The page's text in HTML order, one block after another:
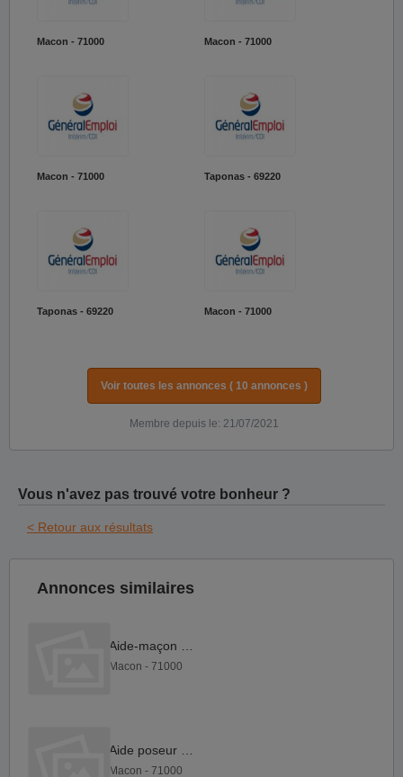
Macon - 71000 Macon - 71000
Macon - 71000 Taponas - 69220
Taponas - 69220 Macon - 71000
Voir toutes les annonces ( 10 annonces )
Membre depuis le: 21/07/2021
Vous n'avez pas trouvé votre bonheur ?
< Retour aux résultats
Annonces similaires
Macon - 71000
Macon - 71000